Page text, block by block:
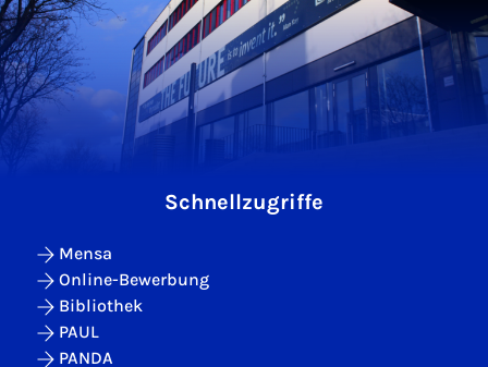
Schnellzugriffe
Mensa
Online-Bewerbung
Bibliothek
PAUL
PANDA